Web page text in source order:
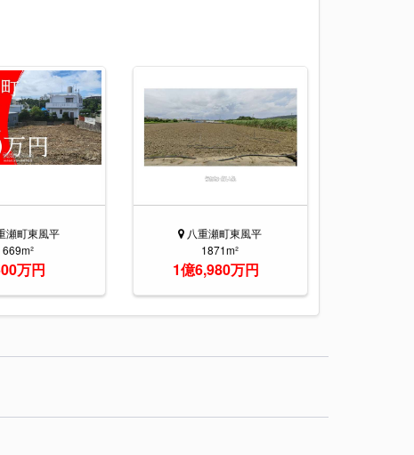
瀬町東風平
669m²
万円
八重瀬町東風平
1871m²
1億6,980万円